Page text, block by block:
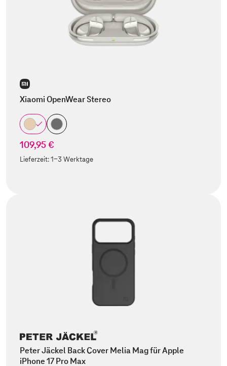
Xiaomi OpenWear Stereo
109,95 €
Lieferzeit:1-3 Werktage
Peter Jäckel Back Cover Melia Mag für Apple
iPhone 17 Pro Max